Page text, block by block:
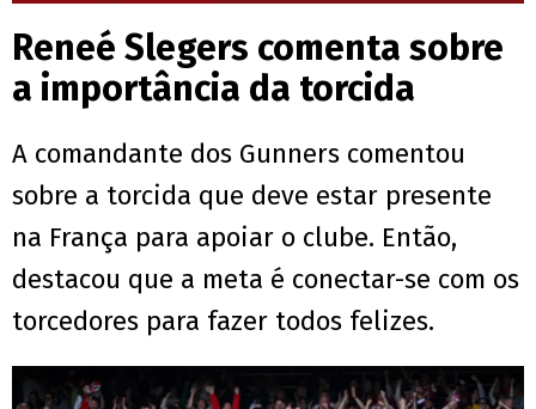
Reneé Slegers comenta sobre
a importância da torcida
A comandante dos Gunners comentou
sobre a torcida que deve estar presente
na França para apoiar o clube. Então,
destacou que a meta é conectar-se com os
torcedores para fazer todos felizes.